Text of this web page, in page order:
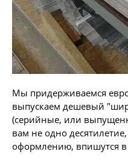
Мы придерживаемся
выпускаем дешевый
(серийные, или
вам не одно
оформлению, впишутся в